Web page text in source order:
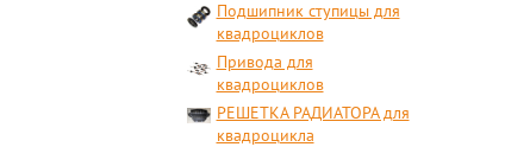
Подшипник ступицы для
квадроциклов
Привода для
квадроциклов
РЕШЕТКА РАДИАТОРА для
квадроцикла